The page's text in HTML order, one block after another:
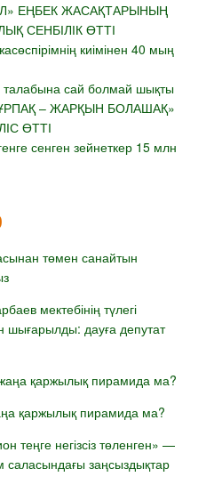
ЕҢБЕК ЖАСАҚТАРЫНЫҢ
СЕНБІЛІК ӨТТІ
киімінен 40 мың
талабына сай болмай шықты
– ЖАРҚЫН БОЛАШАҚ»
ӨТТІ
сенген зейнеткер 15 млн
төмен санайтын
мектебінің түлегі
шығарылды: дауға депутат
қаржылық пирамида ма?
қаржылық пирамида ма?
теңге негізсіз төленген» —
саласындағы заңсыздықтар